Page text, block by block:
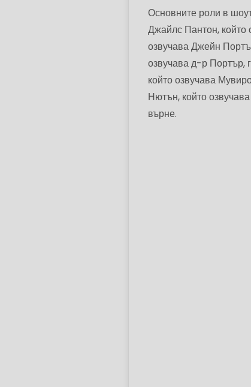
Основните роли в
Джайлс Пантон,
озвучава Джейн
озвучава д-р Портър,
който озвучава
Нютън, който
върне.